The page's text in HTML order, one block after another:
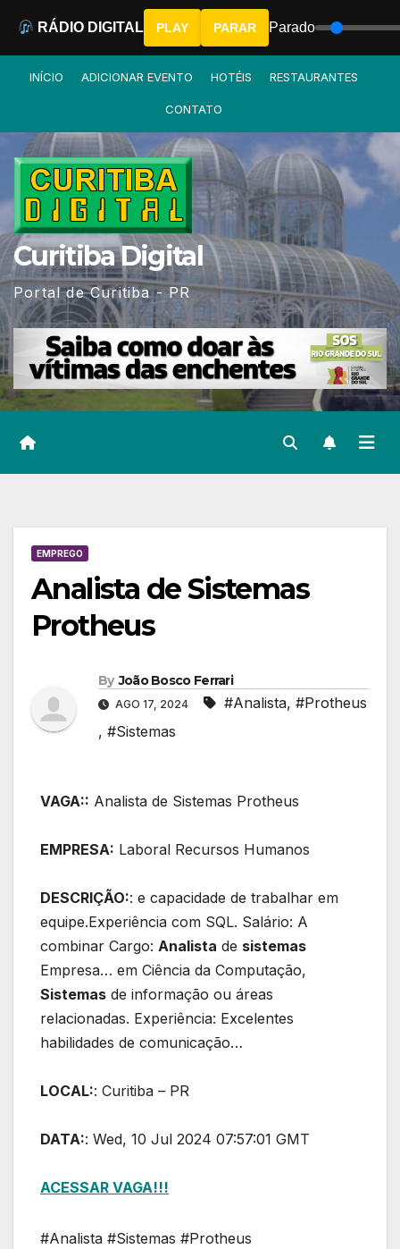
INÍCIO ADICIONAR EVENTO HOTÉIS RESTAURANTES
CONTATO
Curitiba Digital
Portal de Curitiba - PR
EMPREGO
Analista de Sistemas
Protheus
By João Bosco Ferrari
AGO 17, 2024 #Analista, #Protheus
, #Sistemas
VAGA:: Analista de Sistemas Protheus
EMPRESA: Laboral Recursos Humanos
DESCRIÇÃO:: e capacidade de trabalhar em
equipe.Experiência com SQL. Salário: A
combinar Cargo: Analista de sistemas
Empresa… em Ciência da Computação,
Sistemas de informação ou áreas
relacionadas. Experiência: Excelentes
habilidades de comunicação…
LOCAL:: Curitiba – PR
DATA:: Wed, 10 Jul 2024 07:57:01 GMT
ACESSAR VAGA!!!
#Analista #Sistemas #Protheus
RÁDIO DIGITAL PLAY PARAR Parado